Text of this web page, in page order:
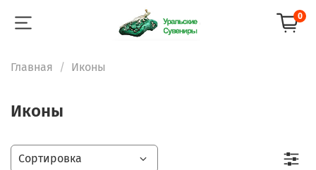
0
Главная Иконы
Иконы